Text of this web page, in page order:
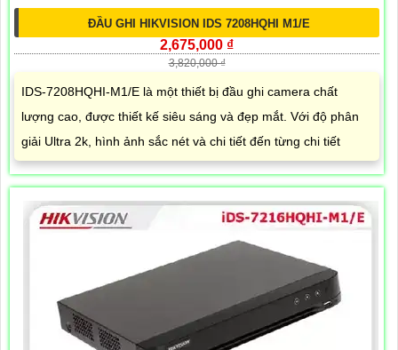
ĐẦU GHI HIKVISION IDS 7208HQHI M1/E
2,675,000 ₫
3,820,000 ₫
IDS-7208HQHI-M1/E là một thiết bị đầu ghi camera chất
lượng cao, được thiết kế siêu sáng và đẹp mắt. Với độ phân
giải Ultra 2k, hình ảnh sắc nét và chi tiết đến từng chi tiết